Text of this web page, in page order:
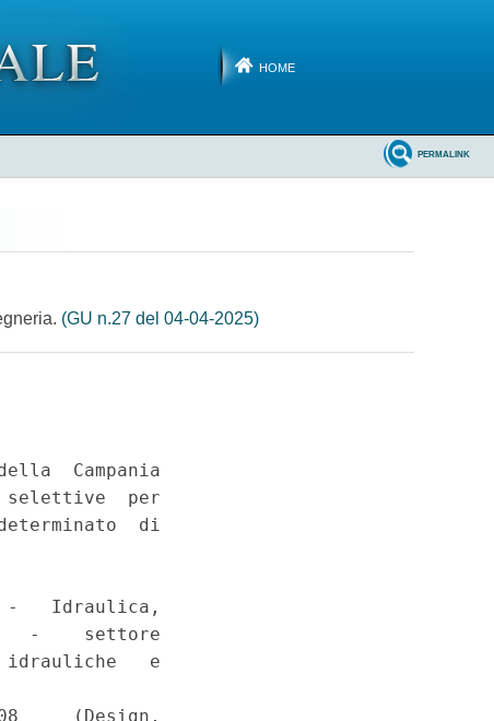
HOME
PERMALINK
(GU n.27 del 04-04-2025)